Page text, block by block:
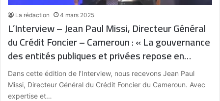
La rédaction 4 mars 2025
L’Interview – Jean Paul Missi, Directeur Général
du Crédit Foncier – Cameroun : « La gouvernance
des entités publiques et privées repose en
grande partie sur les actions préalables de
l’État »
Dans cette édition de l’Interview, nous recevons Jean Paul
Missi, Directeur Général du Crédit Foncier du Cameroun. Avec
expertise et…